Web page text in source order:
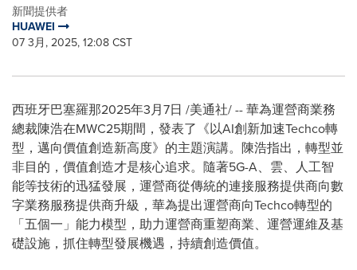
新聞提供者
HUAWEI
07 3月, 2025, 12:08 CST
西班牙巴塞羅那2025年3月7日 /美通社/ -- 華為運營商業務
總裁陳浩在MWC25期間，發表了《以AI創新加速Techco轉
型，邁向價值創造新高度》的主題演講。陳浩指出，轉型並
非目的，價值創造才是核心追求。隨著5G-A、雲、人工智
能等技術的迅猛發展，運營商從傳統的連接服務提供商向數
字業務服務提供商升級，華為提出運營商向Techco轉型的
「五個一」能力模型，助力運營商重塑商業、運營運維及基
礎設施，抓住轉型發展機遇，持續創造價值。